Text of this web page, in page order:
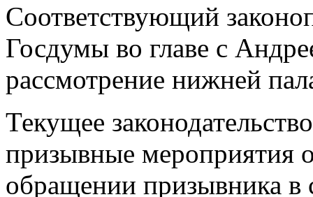
Соответствующий
Госдумы во главе с
рассмотрение нижней
Текущее
призывные мероприятия
обращении призывника в